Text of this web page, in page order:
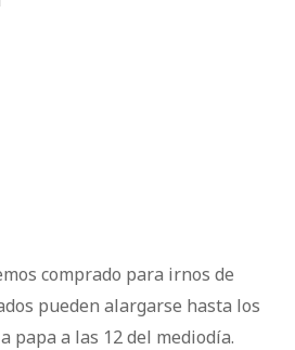
comprado para irnos de
pueden alargarse hasta los
papa a las 12 del mediodía.